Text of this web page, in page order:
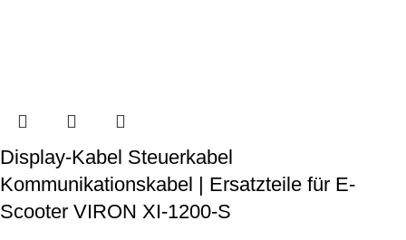
Display-Kabel Steuerkabel
Kommunikationskabel | Ersatzteile für E-
Scooter VIRON XI-1200-S